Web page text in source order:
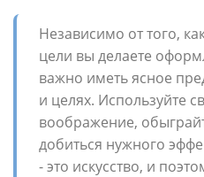
Независимо от того,
цели вы делаете
важно иметь ясное
и целях. Используйте
воображение,
добиться нужного
- это искусство, и